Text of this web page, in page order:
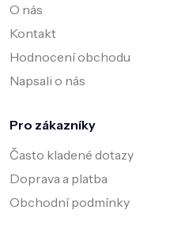
O nás
Kontakt
Hodnocení obchodu
Napsali o nás
Pro zákazníky
Často kladené dotazy
Doprava a platba
Obchodní podmínky